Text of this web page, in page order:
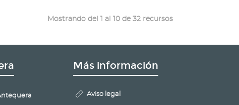
Mostrando del 1 al 10 de 32 recursos
Más información
Aviso legal